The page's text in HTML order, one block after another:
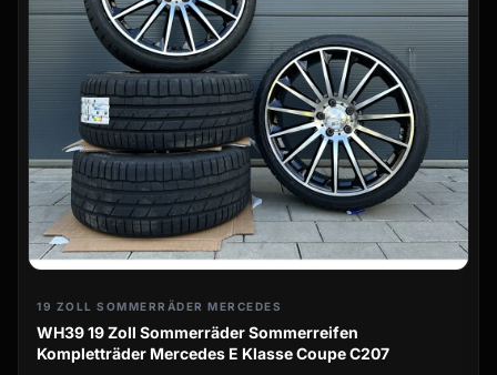
19 ZOLL SOMMERRÄDER MERCEDES
WH39 19 Zoll Sommerräder Sommerreifen
Kompletträder Mercedes E Klasse Coupe C207